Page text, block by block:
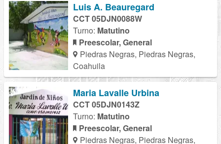
Luis A. Beauregard
CCT 05DJN0088W
Turno: Matutino
Preescolar, General
Piedras Negras, Piedras Negras,
Coahuila
Maria Lavalle Urbina
CCT 05DJN0143Z
Turno: Matutino
Preescolar, General
Piedras Negras, Piedras Negras,